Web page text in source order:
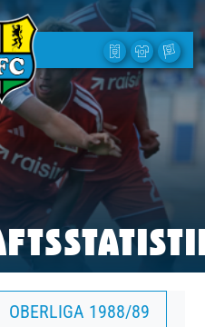
OBERLIGA 1988/89